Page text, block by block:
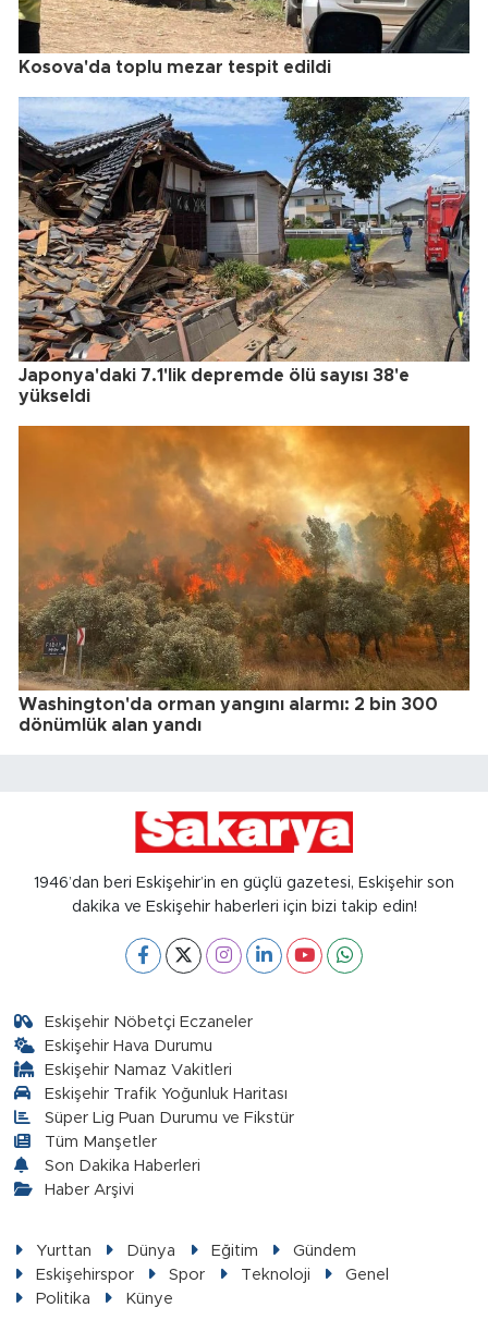
Kosova'da toplu mezar tespit edildi
Japonya'daki 7.1'lik depremde ölü sayısı 38'e
yükseldi
Washington'da orman yangını alarmı: 2 bin 300
dönümlük alan yandı
1946’dan beri Eskişehir’in en güçlü gazetesi, Eskişehir son
dakika ve Eskişehir haberleri için bizi takip edin!
Eskişehir Nöbetçi Eczaneler
Eskişehir Hava Durumu
Eskişehir Namaz Vakitleri
Eskişehir Trafik Yoğunluk Haritası
Süper Lig Puan Durumu ve Fikstür
Tüm Manşetler
Son Dakika Haberleri
Haber Arşivi
Yurttan Dünya Eğitim
Gündem
Eskişehirspor
Spor Teknoloji
Genel
Politika
Künye